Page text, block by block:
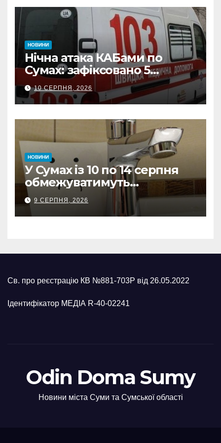
НОВИНИ
Нічна атака КАБами по
Сумах: зафіксовано 5
влучань, щонайменше
п’ятеро поранених
10 СЕРПНЯ, 2026
НОВИНИ
У Сумах із 10 по 14 серпня
обмежуватимуть
водопостачання: де та коли
не буде води
9 СЕРПНЯ, 2026
Св. про реєстрацію КВ №881-703Р від 26.05.2022
Ідентифікатор МЕДІА R-40-02241
Odin Doma Sumy
Новини міста Суми та Сумської області